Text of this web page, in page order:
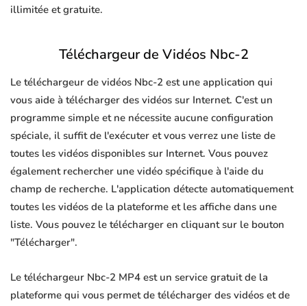
illimitée et gratuite.
Téléchargeur de Vidéos Nbc-2
Le téléchargeur de vidéos Nbc-2 est une application qui
vous aide à télécharger des vidéos sur Internet. C'est un
programme simple et ne nécessite aucune configuration
spéciale, il suffit de l'exécuter et vous verrez une liste de
toutes les vidéos disponibles sur Internet. Vous pouvez
également rechercher une vidéo spécifique à l'aide du
champ de recherche. L'application détecte automatiquement
toutes les vidéos de la plateforme et les affiche dans une
liste. Vous pouvez le télécharger en cliquant sur le bouton
"Télécharger".
Le téléchargeur Nbc-2 MP4 est un service gratuit de la
plateforme qui vous permet de télécharger des vidéos et de